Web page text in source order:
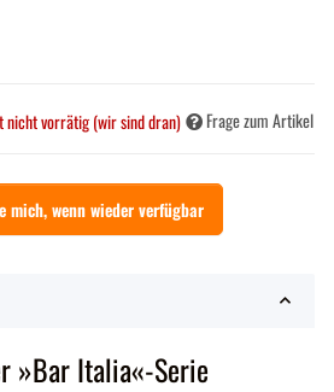
nicht vorrätig (wir sind dran) Frage zum Artikel
wenn wieder verfügbar
»Bar Italia«-Serie